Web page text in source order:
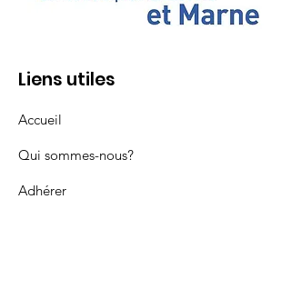
Liens utiles
Accueil
Qui sommes-nous?
Adhérer